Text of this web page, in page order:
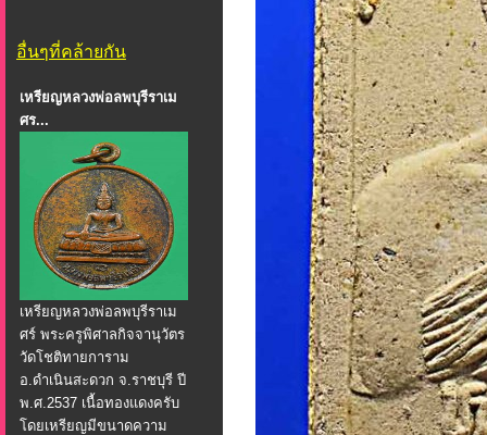
อื่นๆที่คล้ายกัน
เหรียญหลวงพ่อลพบุรีราเม
ศร...
เหรียญหลวงพ่อลพบุรีราเม
ศร์ พระครูพิศาลกิจจานุวัตร
วัดโชติทายการาม
อ.ดำเนินสะดวก จ.ราชบุรี ปี
พ.ศ.2537 เนื้อทองแดงครับ
โดยเหรียญมีขนาดความ